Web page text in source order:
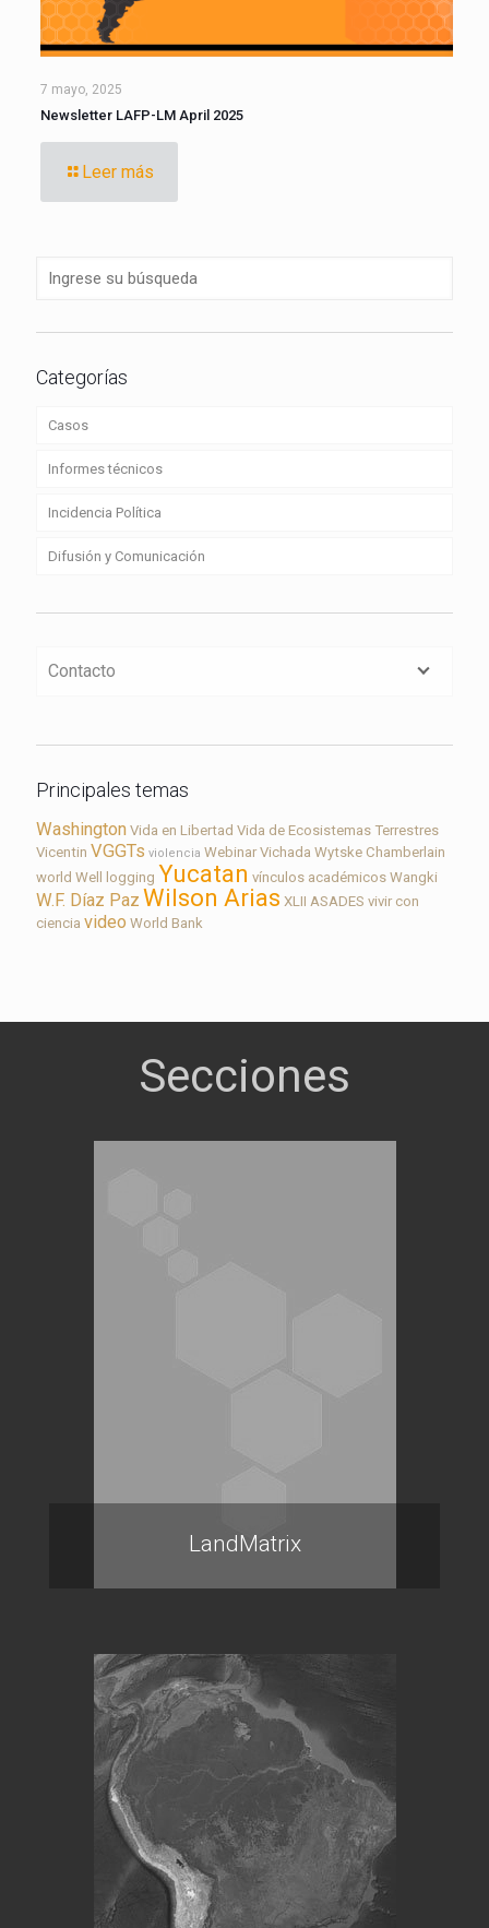
7 mayo, 2025
Newsletter LAFP-LM April 2025
Leer más
Categorías
Casos
Informes técnicos
Incidencia Política
Difusión y Comunicación
Contacto
Principales temas
Washington Vida en Libertad Vida de Ecosistemas Terrestres
Vicentin VGGTs violencia Webinar Vichada Wytske Chamberlain
world Well logging Yucatan vínculos académicos Wangki
W.F. Díaz Paz Wilson Arias XLII ASADES vivir con
ciencia video World Bank
LandMatrix